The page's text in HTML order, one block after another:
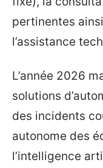
pertinentes
l’assistance
L’année 2026
solutions
des incidents
autonome des
l’intelligence